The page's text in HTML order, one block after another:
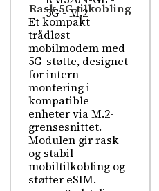
Rask 5G-tilkobling
Et kompakt
trådløst
mobilmodem med
5G-støtte, designet
for intern
montering i
kompatible
enheter via M.2-
grensesnittet.
Modulen gir rask
og stabil
mobiltilkobling og
støtter eSIM.